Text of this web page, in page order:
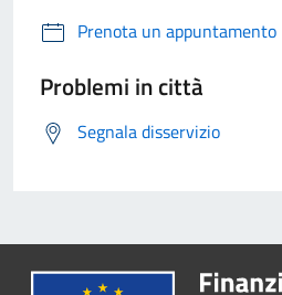
Prenota un appuntamento
Problemi in città
Segnala disservizio